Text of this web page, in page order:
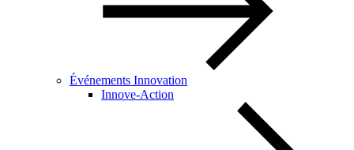
Événements Innovation
Innove-Action